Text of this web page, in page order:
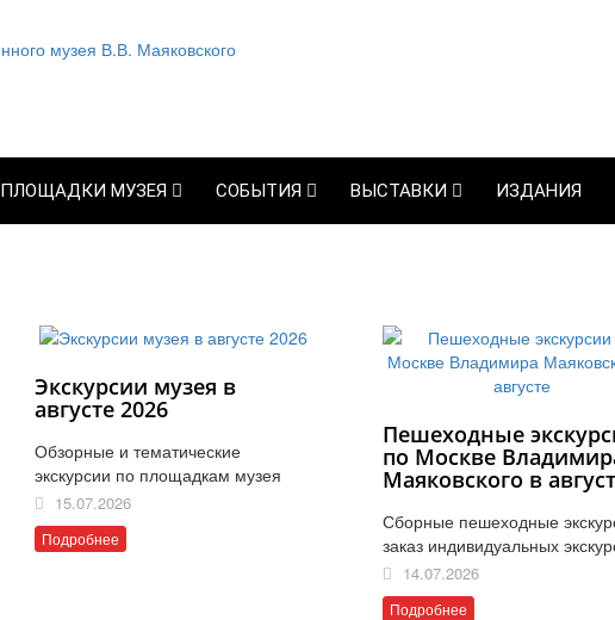
ПЛОЩАДКИ МУЗЕЯ СОБЫТИЯ ВЫСТАВКИ ИЗДАНИЯ
Экскурсии музея в
августе 2026
Обзорные и тематические
экскурсии по площадкам музея
15.07.2026
Подробнее
Пешеходные
по Москве
Маяковского в
Сборные пешеходные
заказ индивидуальных
14.07.2026
Подробнее